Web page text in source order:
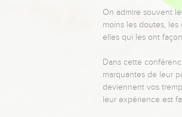
On admire souvent
moins les doutes, les
elles qui les ont
Dans cette
marquantes de leur
deviennent vos
leur expérience est